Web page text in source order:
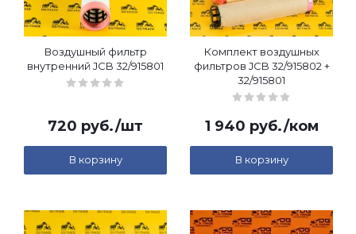
Воздушный фильтр
внутренний JCB 32/915801
720 руб./шт
В корзину
Комплект воздушных
фильтров JCB 32/915802 +
32/915801
1 940 руб./ком
В корзину